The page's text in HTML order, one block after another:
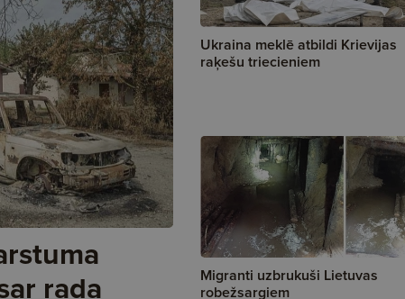
rada
Ukraina meklē atbildi Krievijas
raķešu triecieniem
Migranti uzbrukuši Lietuvas
robežsargiem